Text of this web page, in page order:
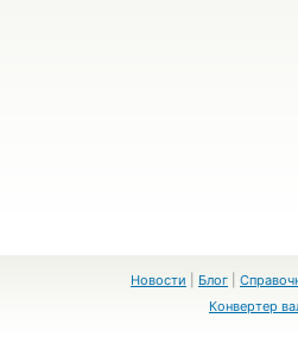
Новости Блог
Конвертер